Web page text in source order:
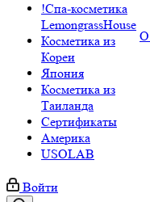
!Спа-косметика
LemongrassHouse
Косметика из
Кореи
Япония
Косметика из
Таиланда
Сертификаты
Америка
USOLAB
О
Войти